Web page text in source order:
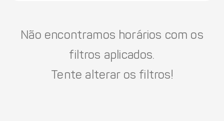
Não encontramos horários com os
filtros aplicados.
Tente alterar os filtros!